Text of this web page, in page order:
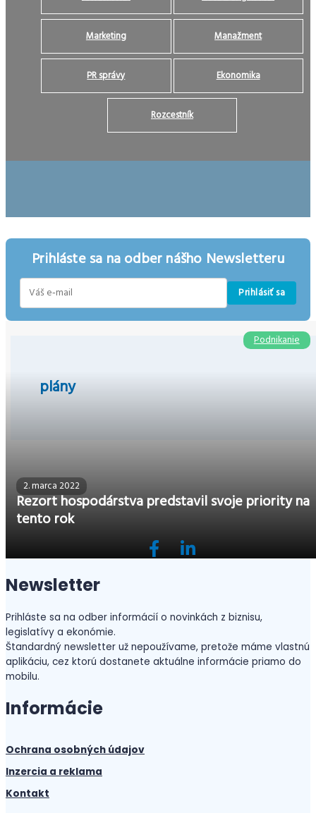
Marketing Manažment
PR správy Ekonomika
Rozcestník
Prihláste sa na odber nášho Newsletteru
Prihlásiť sa
plány
2. marca 2022
Rezort hospodárstva predstavil svoje priority na
tento rok
Podnikanie
Newsletter
Prihláste sa na odber informácií o novinkách z biznisu,
legislatívy a ekonómie.
Štandardný newsletter už nepoužívame, pretože máme vlastnú
aplikáciu, cez ktorú dostanete aktuálne informácie priamo do
mobilu.
Informácie
Ochrana osobných údajov
Inzercia a reklama
Kontakt